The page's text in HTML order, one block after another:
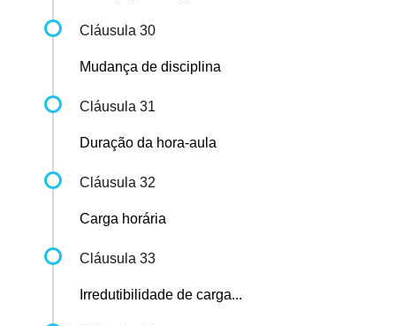
Cláusula 30
Mudança de disciplina
Cláusula 31
Duração da hora-aula
Cláusula 32
Carga horária
Cláusula 33
Irredutibilidade de carga...